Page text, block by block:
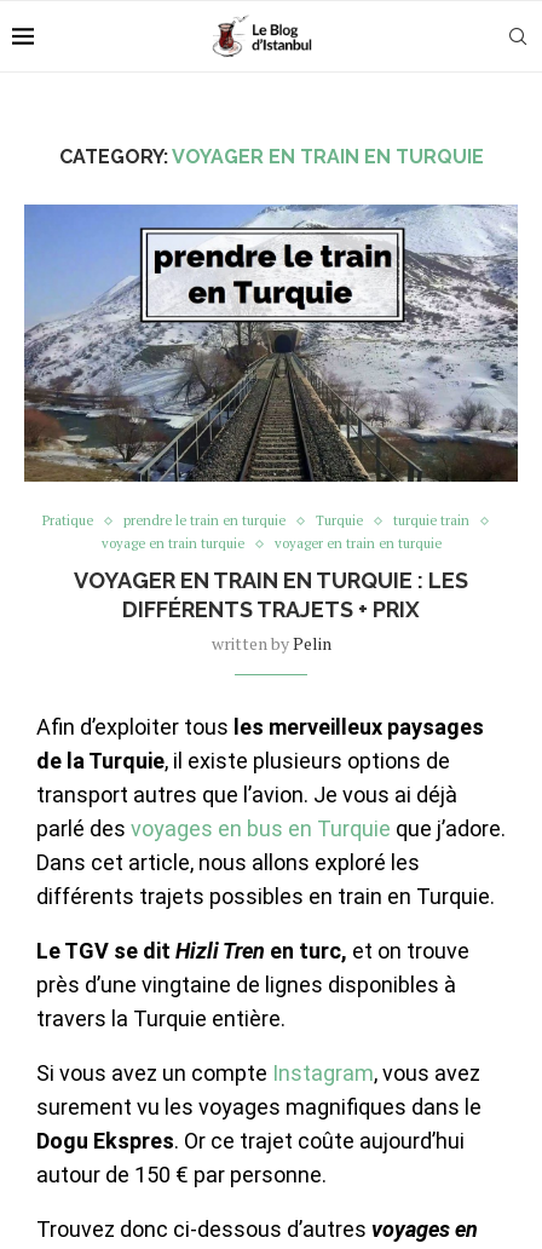
CATEGORY:VOYAGER EN TRAIN EN TURQUIE
Pratique prendre le train en turquie Turquie
turquie train
voyage en train turquie
voyager en train en turquie
VOYAGER EN TRAIN EN TURQUIE : LES
DIFFÉRENTS TRAJETS + PRIX
written byPelin
Afin d’exploiter tous les merveilleux paysages
de la Turquie, il existe plusieurs options de
transport autres que l’avion. Je vous ai déjà
parlé des voyages en bus en Turquie que j’adore.
Dans cet article, nous allons exploré les
différents trajets possibles en train en Turquie.
Le TGV se dit Hizli Tren en turc, et on trouve
près d’une vingtaine de lignes disponibles à
travers la Turquie entière.
Si vous avez un compte Instagram, vous avez
surement vu les voyages magnifiques dans le
Dogu Ekspres. Or ce trajet coûte aujourd’hui
autour de 150 € par personne.
Trouvez donc ci-dessous d’autres voyages en